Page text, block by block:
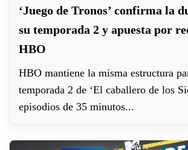
‘Juego de Tronos’ confirma la
su temporada 2 y apuesta por
HBO
HBO mantiene la misma estructura
temporada 2 de ‘El caballero de los
episodios de 35 minutos...